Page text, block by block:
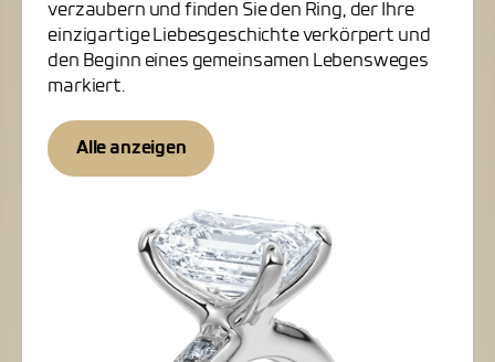
verzaubern und finden Sie den Ring, der Ihre
einzigartige Liebesgeschichte verkörpert und
den Beginn eines gemeinsamen Lebensweges
markiert.
Alle anzeigen